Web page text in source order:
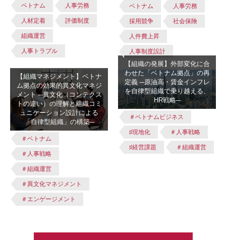
ベトナム 人事労務
人材定着 評価制度
組織運営
人事トラブル
ベトナム 人事労務
採用競争 社会保険
人件費上昇
人事制度設計
【組織マネジメント】ベトナ
ム拠点の効果的異文化マネジ
メント ─異文化（コンテクス
トの違い）の理解と組織コミ
ュニケーション設計による
「自律型組織」の構築─
＃ベトナム
＃人事戦略
＃組織運営
＃異文化マネジメント
＃エンゲージメント
【組織の発展】外部変化に合
わせた「ベトナム拠点」の再
定義 ─原油高・賃金インフレ
を自律型組織で乗り越える、
HR戦略─
＃ベトナムビジネス
♯現地化 ＃人事戦略
♯経営課題 ＃組織運営